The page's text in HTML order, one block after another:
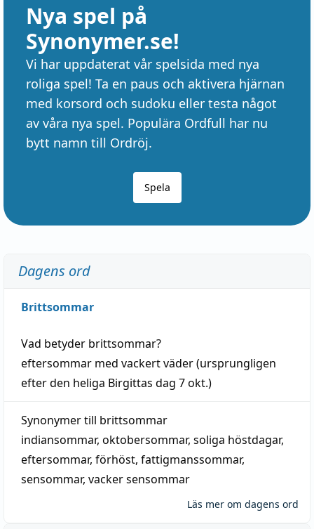
Nya spel på
Synonymer.se!
Vi har uppdaterat vår spelsida med nya
roliga spel! Ta en paus och aktivera hjärnan
med korsord och sudoku eller testa något
av våra nya spel. Populära Ordfull har nu
bytt namn till Ordröj.
Spela
Dagens ord
Brittsommar
Vad betyder brittsommar?
eftersommar med vackertväder(ursprungligen
efter den heliga Birgittas dag 7 okt.)
Synonymer till brittsommar
indiansommar, oktobersommar, soliga höstdagar,
eftersommar, förhöst, fattigmanssommar,
sensommar, vacker sensommar
Läs mer om dagens ord